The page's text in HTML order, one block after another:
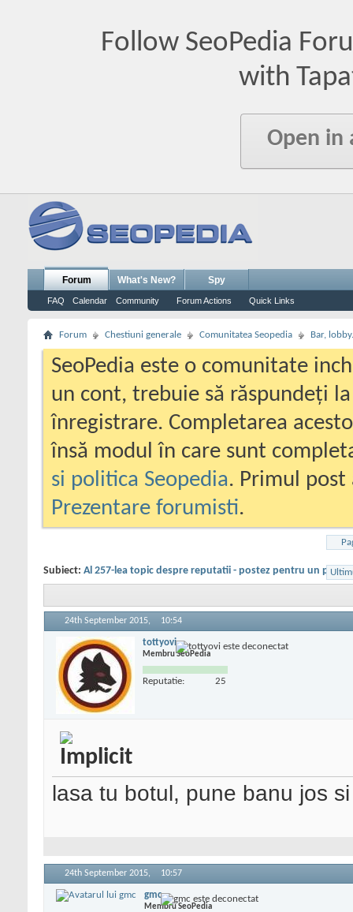
Follow SeoPedia
with
Open in
Forum
FAQ Calendar Community Forum Actions Quick Links
What's New? Spy
Forum Chestiuni generale Comunitatea Seopedia Bar,
SeoPedia este o comunitate
un cont, trebuie să răspundeți
înregistrare. Completarea
însă modul în care sunt
si politica Seopedia. Primul
Prezentare forumisti.
Subiect: Al 257-lea topic despre reputatii - postez pentru un
24th September 2015, 10:54
tottyovi
Membru SeoPedia
Reputatie: 25
lasa tu botul, pune banu jos
24th September 2015, 10:57
gmc
Membru SeoPedia